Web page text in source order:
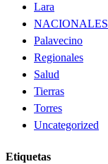
Lara
NACIONALES
Palavecino
Regionales
Salud
Tierras
Torres
Uncategorized
Etiquetas